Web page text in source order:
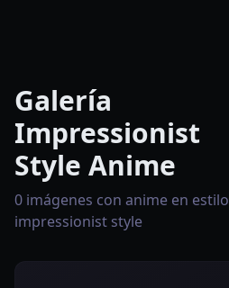
Galería
Impressionist
Style Anime
0 imágenes con anime en estilo
impressionist style